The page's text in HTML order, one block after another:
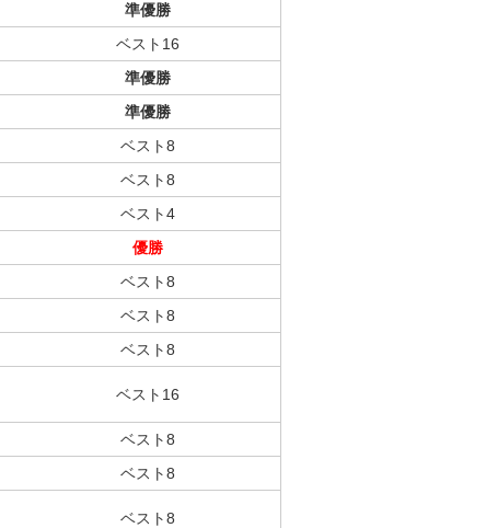
準優勝
ベスト16
準優勝
準優勝
ベスト8
ベスト8
ベスト4
優勝
ベスト8
ベスト8
ベスト8
ベスト16
ベスト8
ベスト8
ベスト8